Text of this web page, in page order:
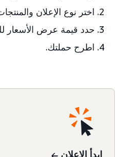
اختر نوع الإعلان
حدد قيمة عرض الأسعار
اطرح حملتك.
ابدأ الإعلان